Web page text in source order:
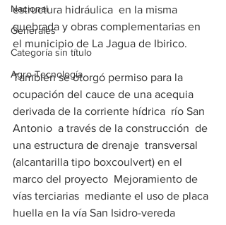
Nacional
Generales
Categoría sin título
Agro-Tecnología
estructura hidráulica  en la misma
quebrada y obras complementarias en
el municipio de La Jagua de Ibirico.
También se otorgó permiso para la
ocupación del cauce de una acequia
derivada de la corriente hídrica  río San
Antonio  a través de la construcción  de
una estructura de drenaje  transversal
(alcantarilla tipo boxcoulvert) en el
marco del proyecto  Mejoramiento de
vías terciarias  mediante el uso de placa
huella en la vía San Isidro-vereda